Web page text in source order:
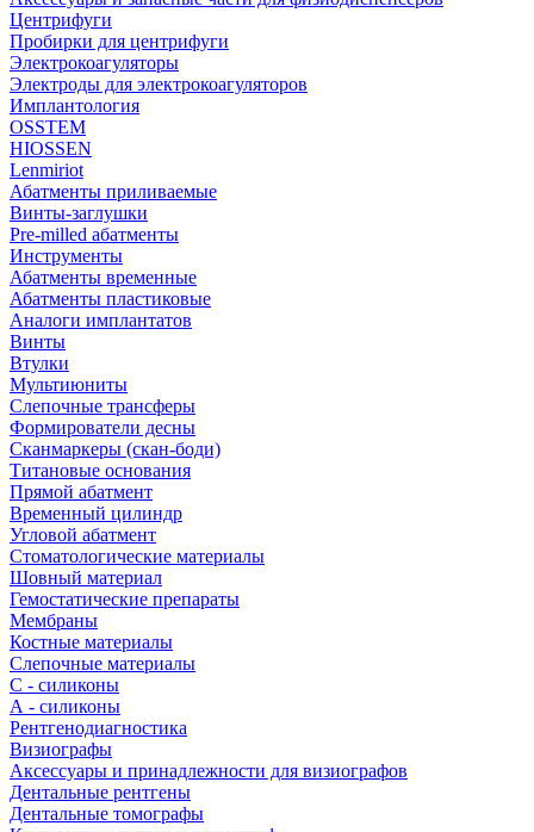
Центрифуги
Пробирки для центрифуги
Электрокоагуляторы
Электроды для электрокоагуляторов
Имплантология
OSSTEM
HIOSSEN
Lenmiriot
Абатменты приливаемые
Винты-заглушки
Pre-milled абатменты
Инструменты
Абатменты временные
Абатменты пластиковые
Аналоги имплантатов
Винты
Втулки
Мультиюниты
Слепочные трансферы
Формирователи десны
Сканмаркеры (скан-боди)
Титановые основания
Прямой абатмент
Временный цилиндр
Угловой абатмент
Стоматологические материалы
Шовный материал
Гемостатические препараты
Мембраны
Костные материалы
Слепочные материалы
C - силиконы
А - силиконы
Рентгенодиагностика
Визиографы
Аксессуары и принадлежности для визиографов
Дентальные рентгены
Дентальные томографы